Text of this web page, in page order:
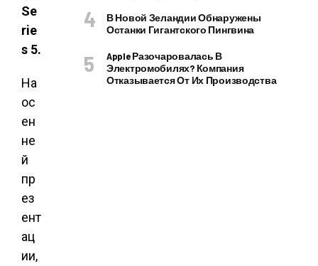
Se
rie
s 5.
На
ос
ен
не
й
пр
ез
ент
ац
ии,
В Новой Зеландии Обнаружены
Останки Гигантского Пингвина
Apple Разочаровалась В
Электромобилях? Компания
Отказывается От Их Производства